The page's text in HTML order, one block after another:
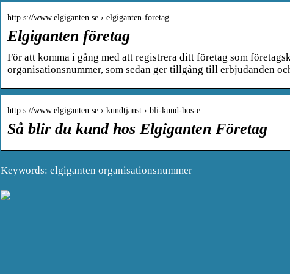
http s://www.elgiganten.se › elgiganten-foretag
Elgiganten företag
För att komma i gång med att registrera ditt företag som
organisationsnummer, som sedan ger tillgång till erbjudanden
http s://www.elgiganten.se › kundtjanst › bli-kund-hos-e…
Så blir du kund hos Elgiganten Företag
Keywords: elgiganten organisationsnummer